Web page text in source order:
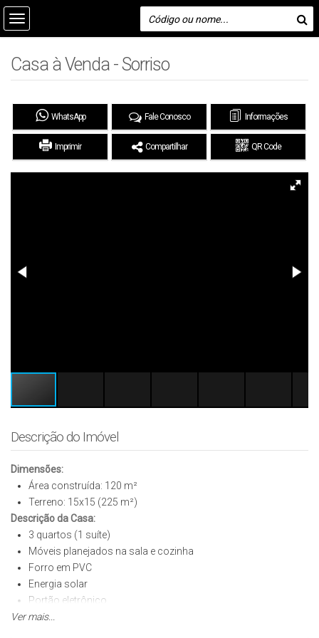
Casa à Venda - Sorriso
WhatsApp Fale Conosco Informações
Imprimir Compartilhar QR Code
Descrição do Imóvel
Dimensões:
Área construída: 120 m²
Terreno: 15x15 (225 m²)
Descrição da Casa:
3 quartos (1 suíte)
Móveis planejados na sala e cozinha
Forro em PVC
Energia solar
Portão eletrônico
Cerca elétrica
Ver mais...